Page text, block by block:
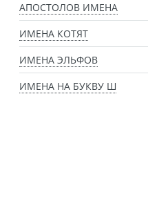
АПОСТОЛОВ ИМЕНА
ИМЕНА КОТЯТ
ИМЕНА ЭЛЬФОВ
ИМЕНА НА БУКВУ Ш